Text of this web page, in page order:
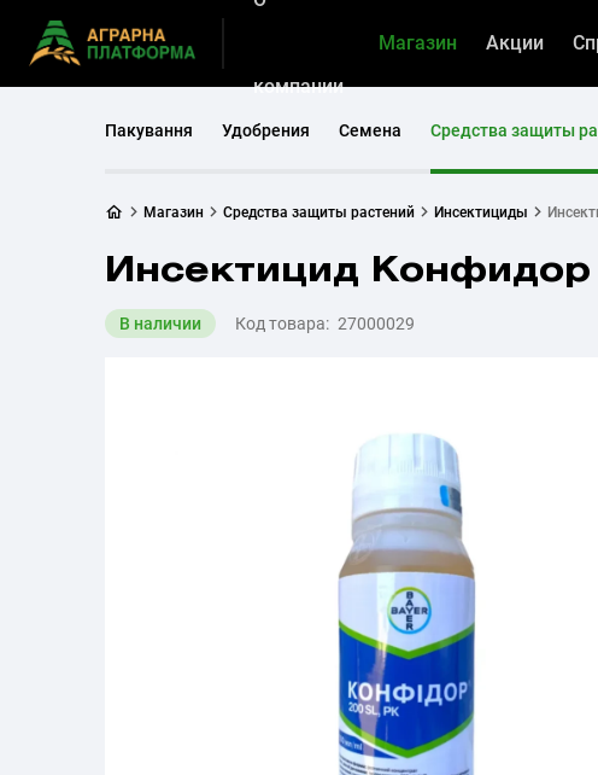
компании
Магазин Акции
Пакування Удобрения Семена Средства защиты
Магазин Средства защиты растений Инсектициды
Инсектицид Конфидор
В наличии Код товара: 27000029